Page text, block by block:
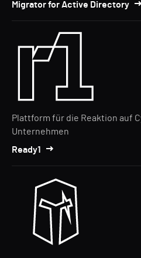
Migrator for Active Directory
Plattform für die Reaktion auf
Unternehmen
Ready1